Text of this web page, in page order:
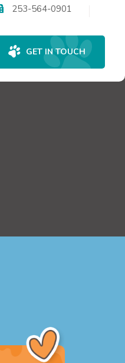
253-564-0901
GET IN TOUCH